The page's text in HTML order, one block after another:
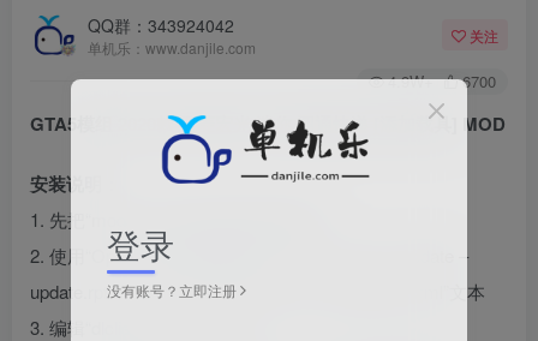
QQ群：343924042
单机乐：www.danjile.com
关注
4.9W+ 6700
GTA5模组 2020款 五菱宏光 迷你 圆通快递 [添加载具] MOD
安装说明：
1. 先把“mods”文件夹 解压到游戏目录
2. 使用“OpenIV”打开游戏目录，进入：mods – update –
update.rpf – common – data – 路径，找到“dlclist.xml”文本
3. 编辑“dlclist.xml”文本，把“
登录
没有账号？立即注册